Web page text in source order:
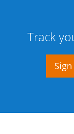
Track